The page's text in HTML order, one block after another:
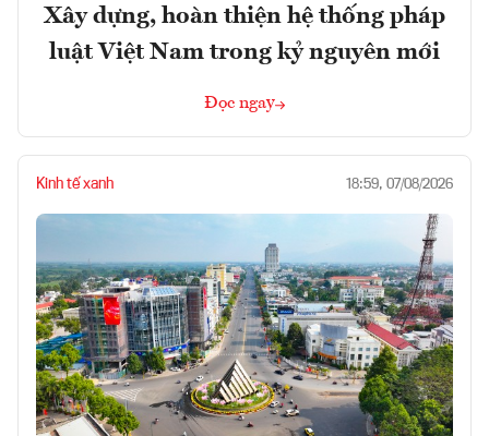
Xây dựng, hoàn thiện hệ thống pháp
luật Việt Nam trong kỷ nguyên mới
Đọc ngay
Kinh tế xanh 18:59, 07/08/2026